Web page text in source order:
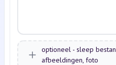
optioneel - sleep
afbeeldingen, foto